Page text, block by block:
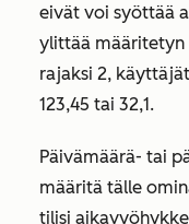
eivät voi syöttää
ylittää määritetyn
rajaksi 2,
123,45 tai 32,1.
Päivämäärä- tai
määritä tälle
tilisi